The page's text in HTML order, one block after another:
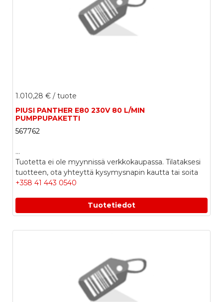
1.010,28 € / tuote
PIUSI PANTHER E80 230V 80 L/MIN
PUMPPUPAKETTI
567762
...
Tuotetta ei ole myynnissä verkkokaupassa. Tilataksesi
tuotteen, ota yhteyttä kysymysnapin kautta tai soita
+358 41 443 0540
Tuotetiedot